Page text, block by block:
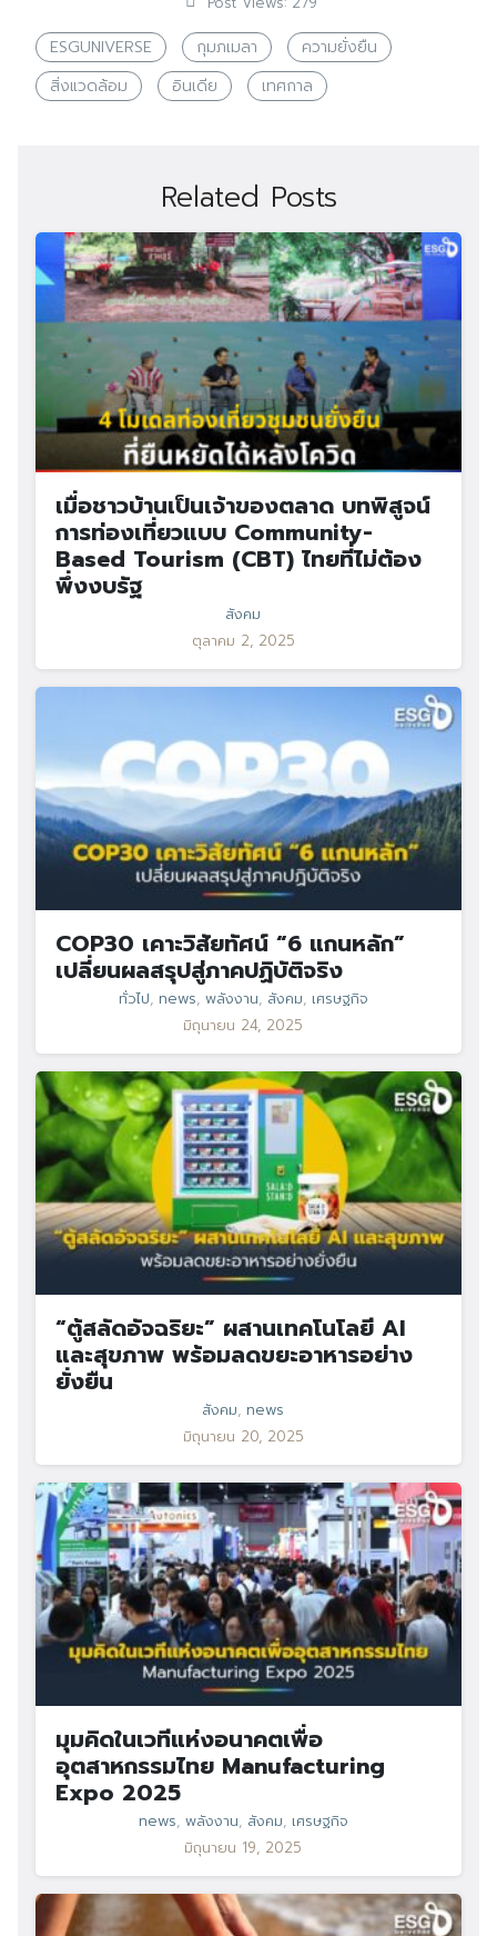
ESGUNIVERSE กุมภเมลา
ความยั่งยืน
สิ่งแวดล้อม
อินเดีย เทศกาล
Related Posts
เมื่อชาวบ้านเป็นเจ้าของตลาด บทพิสูจน์
การท่องเที่ยวแบบ Community-
Based Tourism (CBT) ไทยที่ไม่ต้อง
พึ่งงบรัฐ
สังคม
ตุลาคม 2, 2025
COP30 เคาะวิสัยทัศน์ “6 แกนหลัก”
เปลี่ยนผลสรุปสู่ภาคปฏิบัติจริง
ทั่วไป, news, พลังงาน, สังคม, เศรษฐกิจ
มิถุนายน 24, 2025
“ตู้สลัดอัจฉริยะ” ผสานเทคโนโลยี AI
และสุขภาพ พร้อมลดขยะอาหารอย่าง
ยั่งยืน
สังคม, news
มิถุนายน 20, 2025
มุมคิดในเวทีแห่งอนาคตเพื่อ
อุตสาหกรรมไทย Manufacturing
Expo 2025
news, พลังงาน, สังคม, เศรษฐกิจ
มิถุนายน 19, 2025